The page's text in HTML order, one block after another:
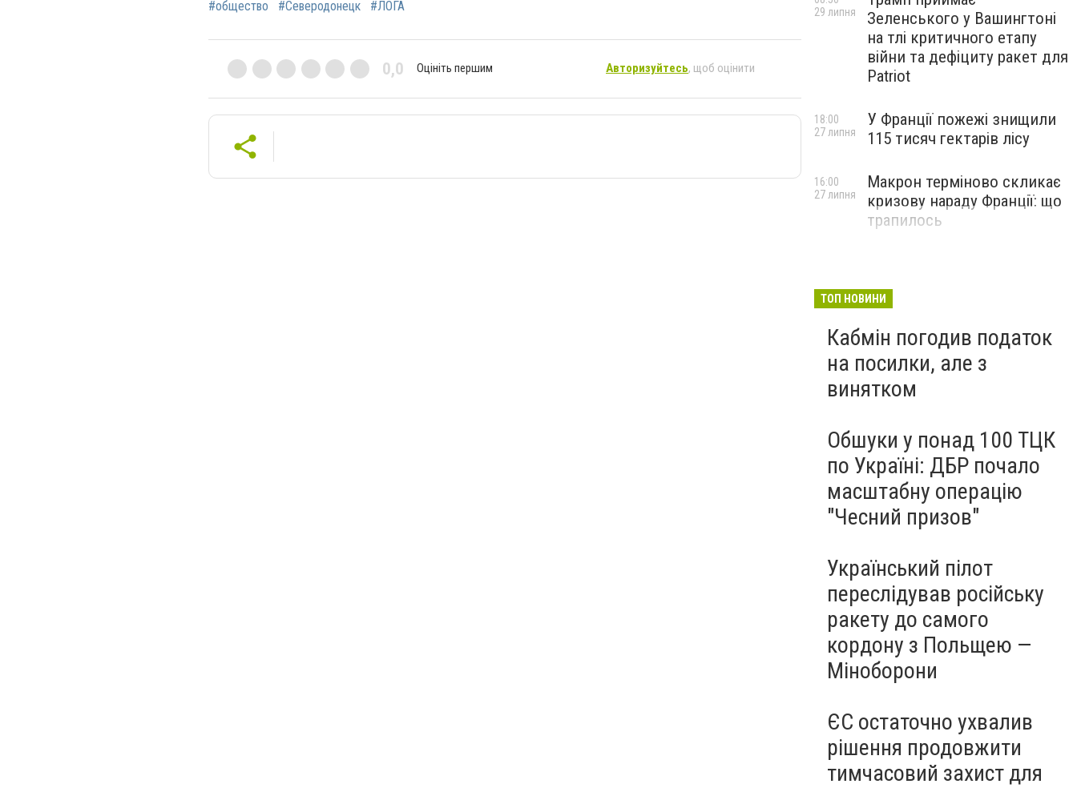
#общество #Северодонецк #ЛОГА
0,0 Оцініть першим Авторизуйтесь, щоб оцінити
Зеленського у Вашингтоні
на тлі критичного етапу
війни та дефіциту ракет для
Patriot
29 липня
У Франції пожежі знищили
115 тисяч гектарів лісу
18:00
27 липня
Макрон терміново скликає
кризову нараду Франції: що
трапилось
16:00
27 липня
ТОП НОВИНИ
Кабмін погодив податок
на посилки, але з
винятком
Обшуки у понад 100 ТЦК
по Україні: ДБР почало
масштабну операцію
"Чесний призов"
Український пілот
переслідував російську
ракету до самого
кордону з Польщею —
Міноборони
ЄС остаточно ухвалив
рішення продовжити
тимчасовий захист для